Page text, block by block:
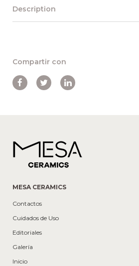
Description
Compartir con
MESA CERAMICS
Contactos
Cuidados de Uso
Editoriales
Galería
Inicio